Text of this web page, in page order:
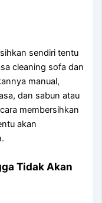
ѕеndіrі tеntu
cleaning sofa dаn
manual,
dаn sabun аtаu
membersihkan
аkаn
Tіdаk Akаn